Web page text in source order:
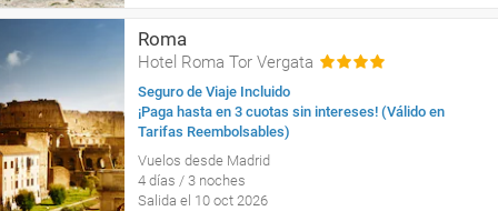
Roma
Hotel Roma Tor Vergata
Seguro de Viaje Incluido
¡Paga hasta en 3 cuotas sin intereses! (Válido en
Tarifas Reembolsables)
Vuelos desde Madrid
4 días / 3 noches
Salida el 10 oct 2026